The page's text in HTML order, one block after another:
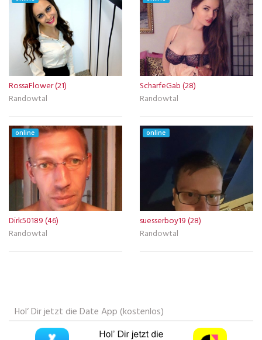
RossaFlower (21)
Randowtal
ScharfeGab (28)
Randowtal
online
Dirk50189 (46)
Randowtal
online
suesserboy19 (28)
Randowtal
Hol‘ Dir jetzt die Date App (kostenlos)